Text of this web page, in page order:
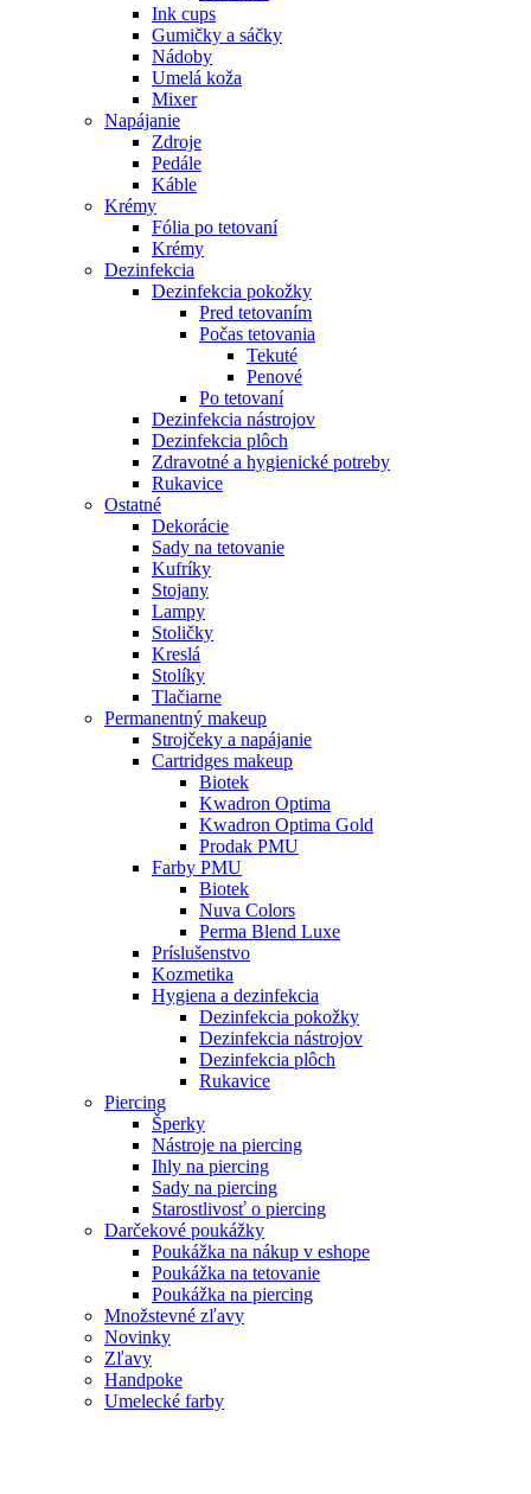
Ink cups
Gumičky a sáčky
Nádoby
Umelá koža
Mixer
Napájanie
Zdroje
Pedále
Káble
Krémy
Fólia po tetovaní
Krémy
Dezinfekcia
Dezinfekcia pokožky
Pred tetovaním
Počas tetovania
Tekuté
Penové
Po tetovaní
Dezinfekcia nástrojov
Dezinfekcia plôch
Zdravotné a hygienické potreby
Rukavice
Ostatné
Dekorácie
Sady na tetovanie
Kufríky
Stojany
Lampy
Stoličky
Kreslá
Stolíky
Tlačiarne
Permanentný makeup
Strojčeky a napájanie
Cartridges makeup
Biotek
Kwadron Optima
Kwadron Optima Gold
Prodak PMU
Farby PMU
Biotek
Nuva Colors
Perma Blend Luxe
Príslušenstvo
Kozmetika
Hygiena a dezinfekcia
Dezinfekcia pokožky
Dezinfekcia nástrojov
Dezinfekcia plôch
Rukavice
Piercing
Šperky
Nástroje na piercing
Ihly na piercing
Sady na piercing
Starostlivosť o piercing
Darčekové poukážky
Poukážka na nákup v eshope
Poukážka na tetovanie
Poukážka na piercing
Množstevné zľavy
Novinky
Zľavy
Handpoke
Umelecké farby